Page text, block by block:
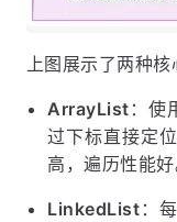
上图展示了两种核
ArrayList ：使
过下标直接定
高，遍历性能
LinkedList ：